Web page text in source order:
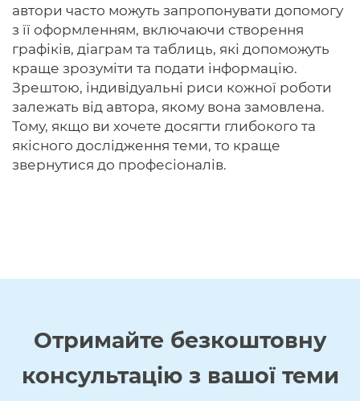
автори часто можуть запропонувати допомогу
з її оформленням, включаючи створення
графіків, діаграм та таблиць, які допоможуть
краще зрозуміти та подати інформацію.
Зрештою, індивідуальні риси кожної роботи
залежать від автора, якому вона замовлена.
Тому, якщо ви хочете досягти глибокого та
якісного дослідження теми, то краще
звернутися до професіоналів.
Отримайте безкоштовну
консультацію з вашої теми